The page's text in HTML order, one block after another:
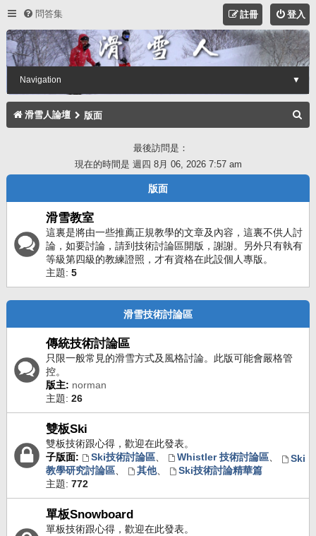
問答集 登入
註冊
Navigation ▼
滑雪人論壇 版面
最後訪問是：
現在的時間是 週四 8月 06, 2026 7:57 am
版面
滑雪教室
這裏是將由一些推薦正規教學的文章及內容，這裏不供人討
論，如要討論，請到技術討論區開版，謝謝。另外只有執有
等級第四級的教練證照，才有資格在此設個人專版。
主題: 5
滑雪技術討論區
傳統技術討論區
只限一般常見的滑雪方式及風格討論。此版可能會嚴格管
控。
版主: norman
主題: 26
雙板Ski
雙板技術跟心得，歡迎在此發表。
子版面:
Ski技術討論區、 Whistler 技術討論區、
Ski
教學研究討論區
其他、
Ski技術討論精華篇
主題: 772
單板Snowboard
單板技術跟心得，歡迎在此發表。